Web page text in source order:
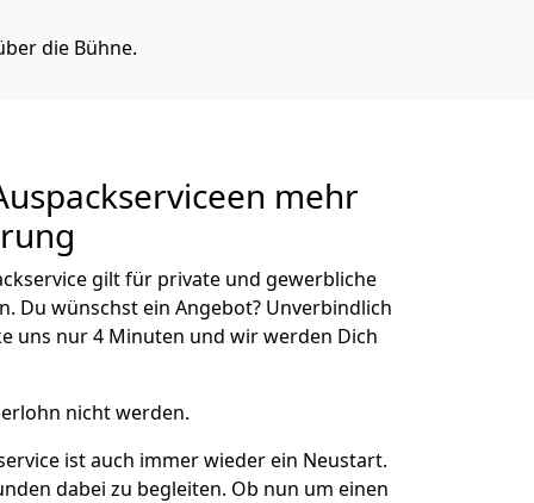
die Bühne.
mehr
gilt für private und gewerbliche
Du wünschst ein Angebot? Unverbindlich
uns nur 4 Minuten und wir werden Dich
nicht werden.
ist auch immer wieder ein Neustart.
dabei zu begleiten. Ob nun um einen